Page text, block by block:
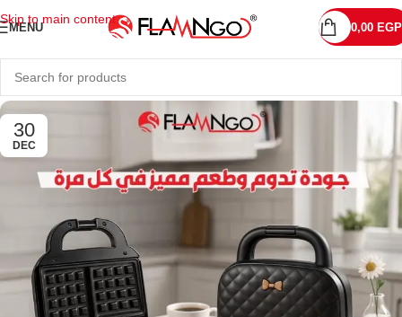
Skip to main content
MENU 0,00 EGP
30
DEC